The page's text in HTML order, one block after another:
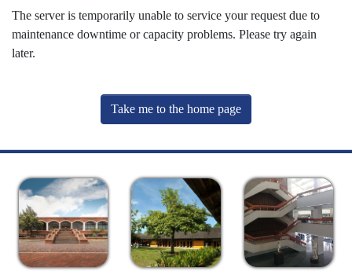
The server is temporarily unable to service your request due to
maintenance downtime or capacity problems. Please try again
later.
Take me to the home page